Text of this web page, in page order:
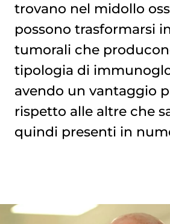
trovano nel midollo
possono trasformarsi
tumorali che
tipologia di
avendo un vantaggio
rispetto alle altre che
quindi presenti in